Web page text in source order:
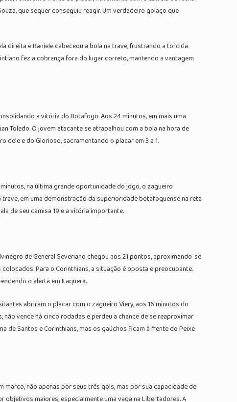
que sequer conseguiu reagir. Um verdadeiro golaço que
direita e Raniele cabeceou a bola na trave, frustrando a torcida
fez a cobrança fora do lugar correto, mantendo a vantagem
a vitória do Botafogo. Aos 24 minutos, em mais uma
Toledo. O jovem atacante se atrapalhou com a bola na hora de
e do Glorioso, sacramentando o placar em 3 a 1.
na última grande oportunidade do jogo, o zagueiro
em uma demonstração da superioridade botafoguense na reta
de seu camisa 19 e a vitória importante.
de General Severiano chegou aos 21 pontos, aproximando-se
Para o Corinthians, a situação é oposta e preocupante.
o alerta em Itaquera.
abriram o placar com o zagueiro Viery, aos 16 minutos do
vence há cinco rodadas e perdeu a chance de se reaproximar
de Santos e Corinthians, mas os gaúchos ficam à frente do Peixe
não apenas por seus três gols, mas por sua capacidade de
maiores, especialmente uma vaga na Libertadores. A